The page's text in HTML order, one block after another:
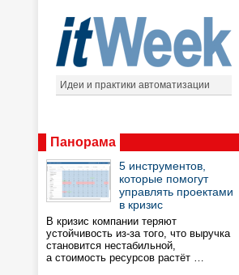
Идеи и практики автоматизации
Панорама
5 инструментов,
которые помогут
управлять проектами
в кризис
В кризис компании теряют
устойчивость из-за того, что выручка
становится нестабильной,
а стоимость ресурсов растёт …